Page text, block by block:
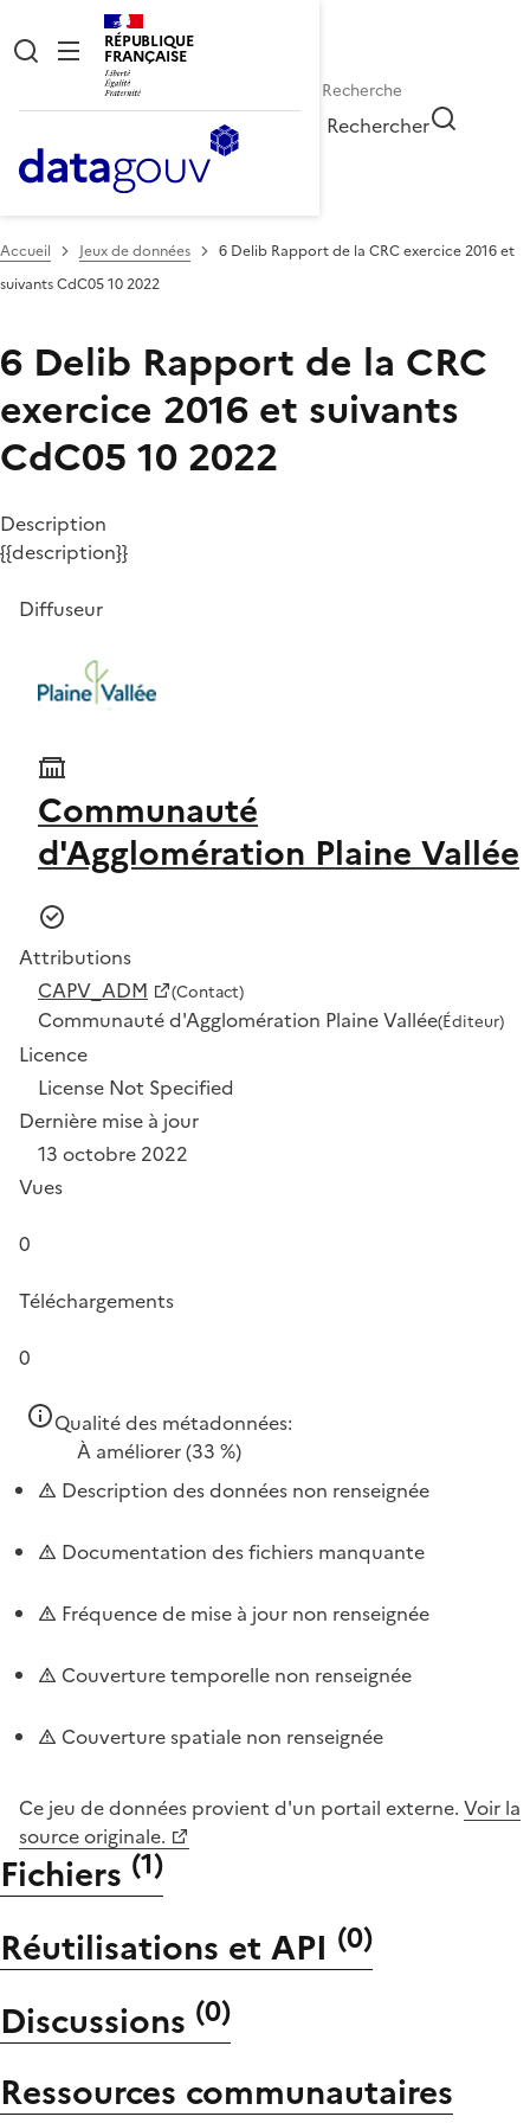
RÉPUBLIQUE
FRANÇAISE
Rechercher
Accueil Jeux de données
6 Delib Rapport de la CRC exercice 2016 et
suivants CdC05 10 2022
6 Delib Rapport de la CRC
exercice 2016 et suivants
CdC05 10 2022
Description
{{description}}
Diffuseur
Communauté
d'Agglomération Plaine Vallée
Attributions
CAPV_ADM
(Contact)
Communauté d'Agglomération Plaine Vallée(Éditeur)
Licence
License Not Specified
Dernière mise à jour
13 octobre 2022
Vues
0
Téléchargements
0
Qualité des métadonnées:
À améliorer(33 %)
Description des données non renseignée
Documentation des fichiers manquante
Fréquence de mise à jour non renseignée
Couverture temporelle non renseignée
Couverture spatiale non renseignée
Ce jeu de données provient d'un portail externe. Voir la
source originale.
Fichiers (1)
Réutilisations et API (0)
Discussions (0)
Ressources communautaires